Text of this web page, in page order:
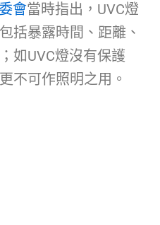
會當時指出，UVC燈
括暴露時間、距離、
如UVC燈沒有保護
不可作照明之用。